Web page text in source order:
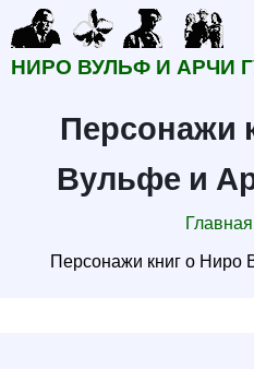
Перейти
основному
НИРО ВУЛЬФ И АРЧИ
Персонажи
Вульфе и
Главная
Персонажи книг о Ниро